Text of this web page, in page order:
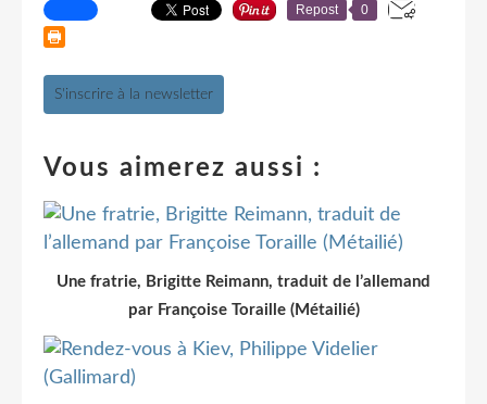
Repost 0
S'inscrire à la newsletter
Vous aimerez aussi :
Une fratrie, Brigitte Reimann, traduit de l’allemand
par Françoise Toraille (Métailié)